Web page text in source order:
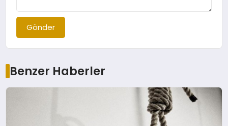
Gönder
Benzer Haberler